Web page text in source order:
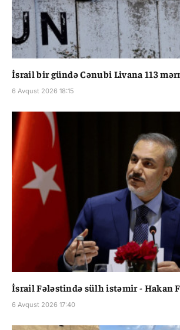
İsrail bir gündə Cənubi Livana 113
6 Avqust 2026 18:15
İsrail Fələstində sülh istəmir - Hakan
6 Avqust 2026 17:40